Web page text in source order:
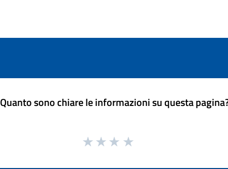
Quanto sono chiare le informazioni su questa